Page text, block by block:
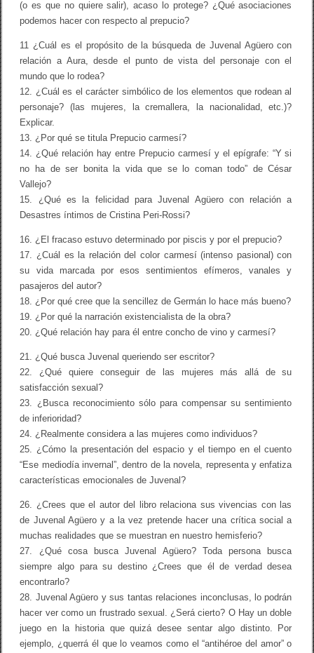
(o es que no quiere salir), acaso lo protege? ¿Qué asociaciones
podemos hacer con respecto al prepucio?
11 ¿Cuál es el propósito de la búsqueda de Juvenal Agüero con
relación a Aura, desde el punto de vista del personaje con el
mundo que lo rodea?
12. ¿Cuál es el carácter simbólico de los elementos que rodean al
personaje? (las mujeres, la cremallera, la nacionalidad, etc.)?
Explicar.
13. ¿Por qué se titula Prepucio carmesí?
14. ¿Qué relación hay entre Prepucio carmesí y el epígrafe: “Y si
no ha de ser bonita la vida que se lo coman todo” de César
Vallejo?
15. ¿Qué es la felicidad para Juvenal Agüero con relación a
Desastres íntimos de Cristina Peri-Rossi?
16. ¿El fracaso estuvo determinado por piscis y por el prepucio?
17. ¿Cuál es la relación del color carmesí (intenso pasional) con
su vida marcada por esos sentimientos efímeros, vanales y
pasajeros del autor?
18. ¿Por qué cree que la sencillez de Germán lo hace más bueno?
19. ¿Por qué la narración existencialista de la obra?
20. ¿Qué relación hay para él entre concho de vino y carmesí?
21. ¿Qué busca Juvenal queriendo ser escritor?
22. ¿Qué quiere conseguir de las mujeres más allá de su
satisfacción sexual?
23. ¿Busca reconocimiento sólo para compensar su sentimiento
de inferioridad?
24. ¿Realmente considera a las mujeres como individuos?
25. ¿Cómo la presentación del espacio y el tiempo en el cuento
“Ese mediodía invernal”, dentro de la novela, representa y enfatiza
características emocionales de Juvenal?
26. ¿Crees que el autor del libro relaciona sus vivencias con las
de Juvenal Agüero y a la vez pretende hacer una crítica social a
muchas realidades que se muestran en nuestro hemisferio?
27. ¿Qué cosa busca Juvenal Agüero? Toda persona busca
siempre algo para su destino ¿Crees que él de verdad desea
encontrarlo?
28. Juvenal Agüero y sus tantas relaciones inconclusas, lo podrán
hacer ver como un frustrado sexual. ¿Será cierto? O Hay un doble
juego en la historia que quizá desee sentar algo distinto. Por
ejemplo, ¿querrá él que lo veamos como el “antihéroe del amor” o